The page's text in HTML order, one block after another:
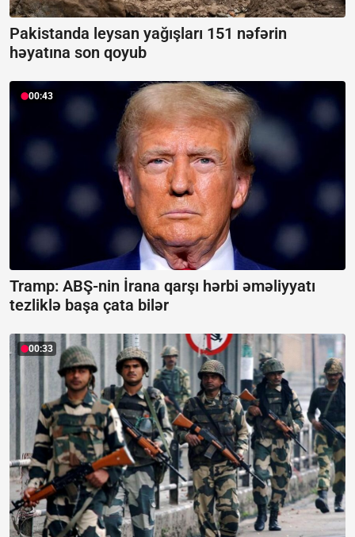
Pakistanda leysan yağışları 151 nəfərin
həyatına son qoyub
00:43
Tramp: ABŞ-nin İrana qarşı hərbi əməliyyatı
tezliklə başa çata bilər
00:33